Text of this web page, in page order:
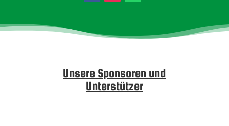
Unsere Sponsoren und
Unterstützer